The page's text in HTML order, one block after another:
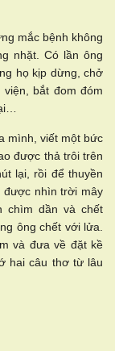
mắc bệnh không
nhặt. Có lần ông
họ kịp dừng, chở
bắt đom đóm
mình, viết một bức
được thả trôi trên
lại, rồi để thuyền
được nhìn trời mây
chìm dần và chết
ông chết với lửa.
và đưa về đặt kề
hai câu thơ từ lâu